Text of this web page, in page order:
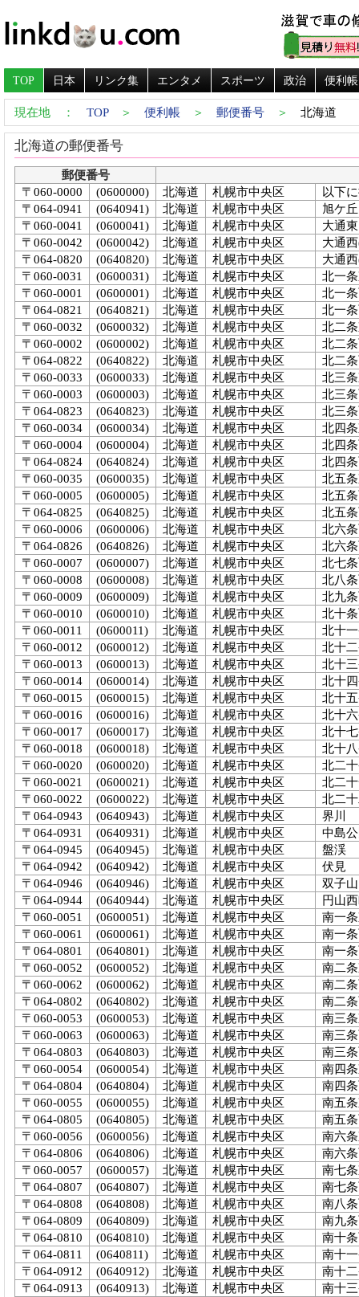
TOP 日本 リンク集 エンタメ スポーツ 政治 便利帳
現在地 ： TOP ＞ 便利帳 ＞ 郵便番号 ＞ 北海道
北海道の郵便番号
郵便番号
〒060-0000
(0600000) 北海道 札幌市中央区
以下
〒064-0941
(0640941) 北海道 札幌市中央区
旭ケ丘
〒060-0041
(0600041) 北海道 札幌市中央区
大通東
〒060-0042
(0600042) 北海道 札幌市中央区
大通
〒064-0820
(0640820) 北海道 札幌市中央区
大通
〒060-0031
(0600031) 北海道 札幌市中央区
北一
〒060-0001
(0600001) 北海道 札幌市中央区
北一
〒064-0821
(0640821) 北海道 札幌市中央区
北一
〒060-0032
(0600032) 北海道 札幌市中央区
北二
〒060-0002
(0600002) 北海道 札幌市中央区
北二
〒064-0822
(0640822) 北海道 札幌市中央区
北二
〒060-0033
(0600033) 北海道 札幌市中央区
北三
〒060-0003
(0600003) 北海道 札幌市中央区
北三
〒064-0823
(0640823) 北海道 札幌市中央区
北三
〒060-0034
(0600034) 北海道 札幌市中央区
北四
〒060-0004
(0600004) 北海道 札幌市中央区
北四
〒064-0824
(0640824) 北海道 札幌市中央区
北四
〒060-0035
(0600035) 北海道 札幌市中央区
北五
〒060-0005
(0600005) 北海道 札幌市中央区
北五
〒064-0825
(0640825) 北海道 札幌市中央区
北五
〒060-0006
(0600006) 北海道 札幌市中央区
北六
〒064-0826
(0640826) 北海道 札幌市中央区
北六
〒060-0007
(0600007) 北海道 札幌市中央区
北七
〒060-0008
(0600008) 北海道 札幌市中央区
北八
〒060-0009
(0600009) 北海道 札幌市中央区
北九
〒060-0010
(0600010) 北海道 札幌市中央区
北十
〒060-0011
(0600011) 北海道 札幌市中央区
北十
〒060-0012
(0600012) 北海道 札幌市中央区
北十
〒060-0013
(0600013) 北海道 札幌市中央区
北十
〒060-0014
(0600014) 北海道 札幌市中央区
北十
〒060-0015
(0600015) 北海道 札幌市中央区
北十
〒060-0016
(0600016) 北海道 札幌市中央区
北十
〒060-0017
(0600017) 北海道 札幌市中央区
北十
〒060-0018
(0600018) 北海道 札幌市中央区
北十
〒060-0020
(0600020) 北海道 札幌市中央区
北二
〒060-0021
(0600021) 北海道 札幌市中央区
北二
〒060-0022
(0600022) 北海道 札幌市中央区
北二
〒064-0943
(0640943) 北海道 札幌市中央区
界川
〒064-0931
(0640931) 北海道 札幌市中央区
中島
〒064-0945
(0640945) 北海道 札幌市中央区
盤渓
〒064-0942
(0640942) 北海道 札幌市中央区
伏見
〒064-0946
(0640946) 北海道 札幌市中央区
双子山
〒064-0944
(0640944) 北海道 札幌市中央区
円山
〒060-0051
(0600051) 北海道 札幌市中央区
南一
〒060-0061
(0600061) 北海道 札幌市中央区
南一
〒064-0801
(0640801) 北海道 札幌市中央区
南一
〒060-0052
(0600052) 北海道 札幌市中央区
南二
〒060-0062
(0600062) 北海道 札幌市中央区
南二
〒064-0802
(0640802) 北海道 札幌市中央区
南二
〒060-0053
(0600053) 北海道 札幌市中央区
南三
〒060-0063
(0600063) 北海道 札幌市中央区
南三
〒064-0803
(0640803) 北海道 札幌市中央区
南三
〒060-0054
(0600054) 北海道 札幌市中央区
南四
〒064-0804
(0640804) 北海道 札幌市中央区
南四
〒060-0055
(0600055) 北海道 札幌市中央区
南五
〒064-0805
(0640805) 北海道 札幌市中央区
南五
〒060-0056
(0600056) 北海道 札幌市中央区
南六
〒064-0806
(0640806) 北海道 札幌市中央区
南六
〒060-0057
(0600057) 北海道 札幌市中央区
南七
〒064-0807
(0640807) 北海道 札幌市中央区
南七
〒064-0808
(0640808) 北海道 札幌市中央区
南八
〒064-0809
(0640809) 北海道 札幌市中央区
南九
〒064-0810
(0640810) 北海道 札幌市中央区
南十
〒064-0811
(0640811) 北海道 札幌市中央区
南十
〒064-0912
(0640912) 北海道 札幌市中央区
南十
〒064-0913
(0640913) 北海道 札幌市中央区
南十